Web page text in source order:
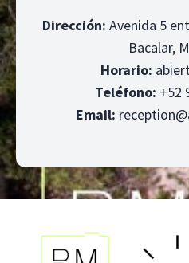
Dirección: Avenida 5
Bacalar,
Horario:
Teléfono: +52
Email: